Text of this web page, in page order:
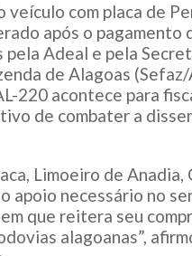
veículo com placa de
após o pagamento
pela Adeal e pela
de Alagoas (Sefaz/
220 acontece para
de combater a
Limoeiro de Anadia,
apoio necessário no
que reitera seu
alagoanas”,